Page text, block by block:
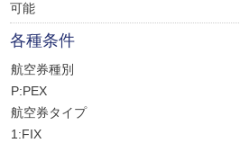
可能
各種条件
航空券種別
P:PEX
航空券タイプ
1:FIX